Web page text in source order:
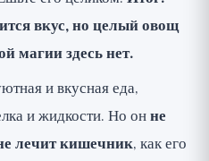
вкус, но целый овощ
магии здесь нет.
и вкусная еда,
и жидкости. Но онне
лечит кишечник, как его